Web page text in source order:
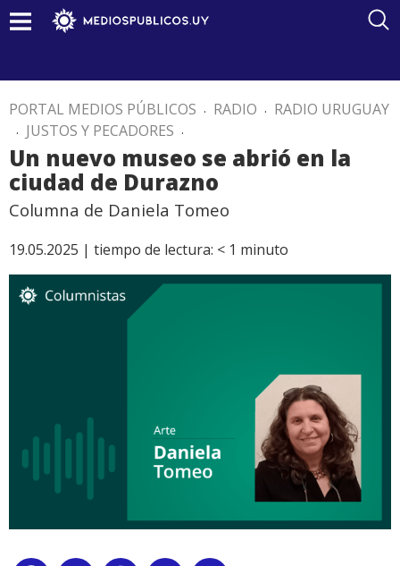
PORTAL MEDIOS PÚBLICOS . RADIO . RADIO URUGUAY
. JUSTOS Y PECADORES .
Un nuevo museo se abrió en la
ciudad de Durazno
Columna de Daniela Tomeo
19.05.2025 | tiempo de lectura: < 1 minuto